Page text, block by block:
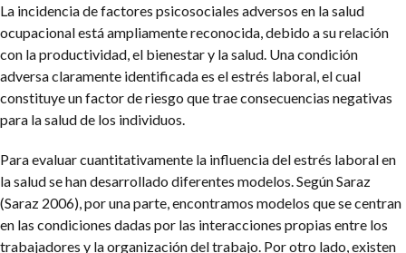
La incidencia de factores psicosociales adversos en la salud
ocupacional está ampliamente reconocida, debido a su relación
con la productividad, el bienestar y la salud. Una condición
adversa claramente identificada es el estrés laboral, el cual
constituye un factor de riesgo que trae consecuencias negativas
para la salud de los individuos.
Para evaluar cuantitativamente la influencia del estrés laboral en
la salud se han desarrollado diferentes modelos. Según Saraz
(Saraz 2006), por una parte, encontramos modelos que se centran
en las condiciones dadas por las interacciones propias entre los
trabajadores y la organización del trabajo. Por otro lado, existen